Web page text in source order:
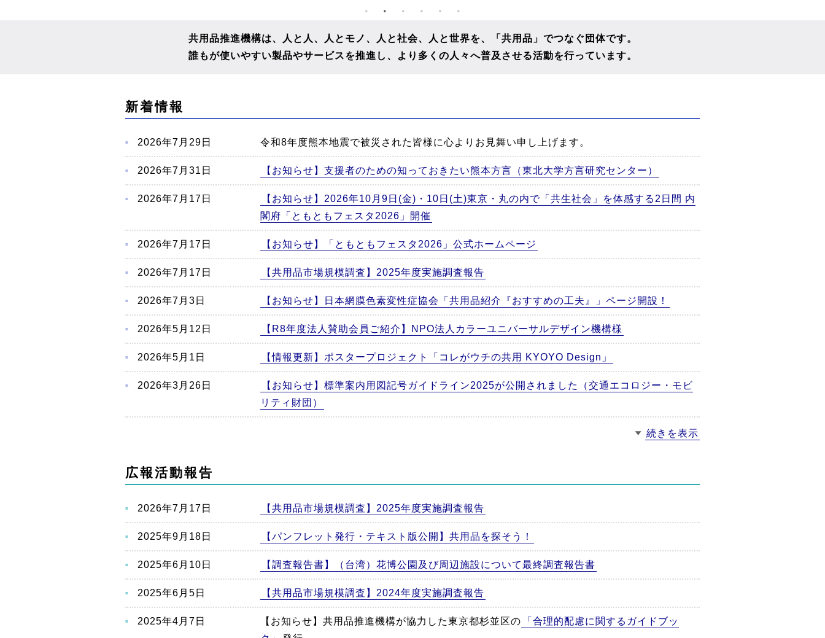
共用品推進機構は、人と人、人とモノ、人と社会、人と世界を、
「共用品」でつなぐ団体です。
誰もが使いやすい製品やサービスを推進し、
より多くの人々へ普及させる活動を行っています。
新着情報
2026年7月29日 令和8年度熊本地震で被災された皆様に心よりお見舞い申し上げます。
2026年7月31日 【お知らせ】支援者のための知っておきたい熊本方言（東北大学方言研究センター）
2026年7月17日
【お知らせ】2026年10月9日(金)・10日(土)東京・丸の内で「共生社会」を体感する2日間 内
閣府「ともともフェスタ2026」開催
2026年7月17日 【お知らせ】「ともともフェスタ2026」公式ホームページ
2026年7月17日 【共用品市場規模調査】2025年度実施調査報告
2026年7月3日 【お知らせ】日本網膜色素変性症協会「共用品紹介『おすすめの工夫』」ページ開設！
2026年5月12日 【R8年度法人賛助会員ご紹介】NPO法人カラーユニバーサルデザイン機構様
2026年5月1日 【情報更新】ポスタープロジェクト「コレがウチの共用 KYOYO Design」
2026年3月26日
【お知らせ】標準案内用図記号ガイドライン2025が公開されました（交通エコロジー・モビ
リティ財団）
続きを表示
広報活動報告
2026年7月17日 【共用品市場規模調査】2025年度実施調査報告
2025年9月18日 【パンフレット発行・テキスト版公開】共用品を探そう！
2025年6月10日 【調査報告書】（台湾）花博公園及び周辺施設について最終調査報告書
2025年6月5日 【共用品市場規模調査】2024年度実施調査報告
2025年4月7日 【お知らせ】共用品推進機構が協力した東京都杉並区の
「合理的配慮に関するガイドブッ